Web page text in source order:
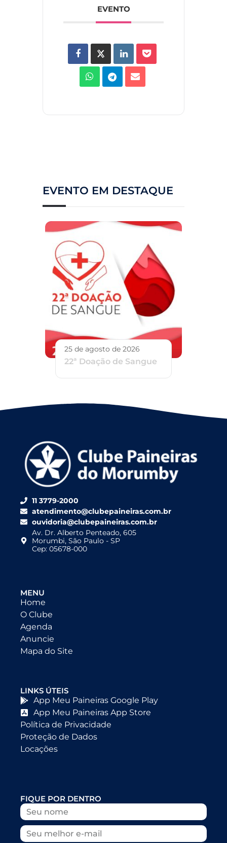
EVENTO
EVENTO EM DESTAQUE
25 de agosto de 2026
22ª Doação de Sangue
11 3779-2000
atendimento@clubepaineiras.com.br
ouvidoria@clubepaineiras.com.br
Av. Dr. Alberto Penteado, 605
Morumbi, São Paulo - SP
Cep: 05678-000
MENU
Home
O Clube
Agenda
Anuncie
Mapa do Site
LINKS ÚTEIS
App Meu Paineiras Google Play
App Meu Paineiras App Store
Política de Privacidade
Proteção de Dados
Locações
FIQUE POR DENTRO